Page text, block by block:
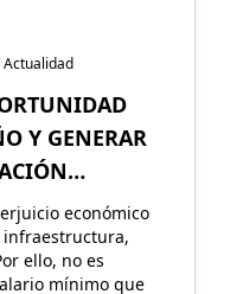
Actualidad
Y GENERAR
económico
ello, no es
mínimo que